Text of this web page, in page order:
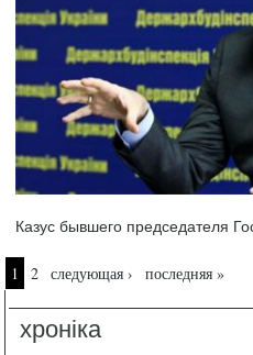
Казус бывшего председателя
Страницы
1 2 следующая › последняя »
хроніка